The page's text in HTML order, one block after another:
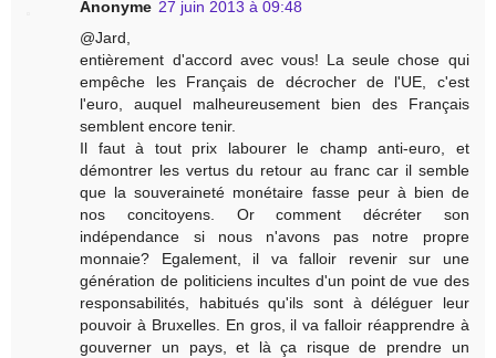
Anonyme 27 juin 2013 à 09:48
@Jard,
entièrement d'accord avec vous! La seule chose qui
empêche les Français de décrocher de l'UE, c'est
l'euro, auquel malheureusement bien des Français
semblent encore tenir.
Il faut à tout prix labourer le champ anti-euro, et
démontrer les vertus du retour au franc car il semble
que la souveraineté monétaire fasse peur à bien de
nos concitoyens. Or comment décréter son
indépendance si nous n'avons pas notre propre
monnaie? Egalement, il va falloir revenir sur une
génération de politiciens incultes d'un point de vue des
responsabilités, habitués qu'ils sont à déléguer leur
pouvoir à Bruxelles. En gros, il va falloir réapprendre à
gouverner un pays, et là ça risque de prendre un